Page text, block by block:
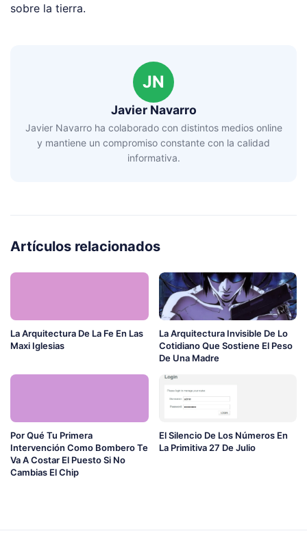
sobre la tierra.
JN
Javier Navarro
Javier Navarro ha colaborado con distintos medios online
y mantiene un compromiso constante con la calidad
informativa.
Artículos relacionados
La Arquitectura De La Fe En Las
Maxi Iglesias
La Arquitectura Invisible De Lo
Cotidiano Que Sostiene El Peso
De Una Madre
Por Qué Tu Primera
Intervención Como Bombero Te
Va A Costar El Puesto Si No
Cambias El Chip
El Silencio De Los Números En
La Primitiva 27 De Julio